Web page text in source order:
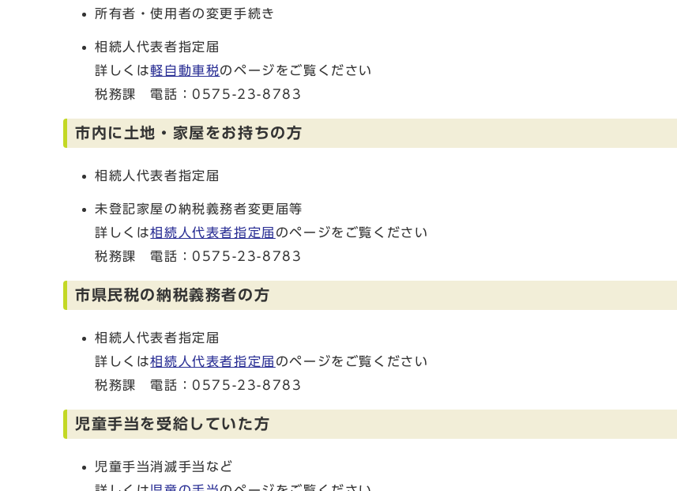
所有者・使用者の変更手続き
相続人代表者指定届
詳しくは軽自動車税のページをご覧ください
税務課 電話：0575-23-8783
市内に土地・家屋をお持ちの方
相続人代表者指定届
未登記家屋の納税義務者変更届等
詳しくは相続人代表者指定届 のページをご覧ください
税務課 電話：0575-23-8783
市県民税の納税義務者の方
相続人代表者指定届
詳しくは相続人代表者指定届 のページをご覧ください
税務課 電話：0575-23-8783
児童手当を受給していた方
児童手当消滅手当など